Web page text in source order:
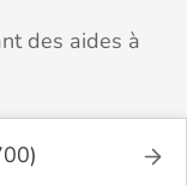
des aides à